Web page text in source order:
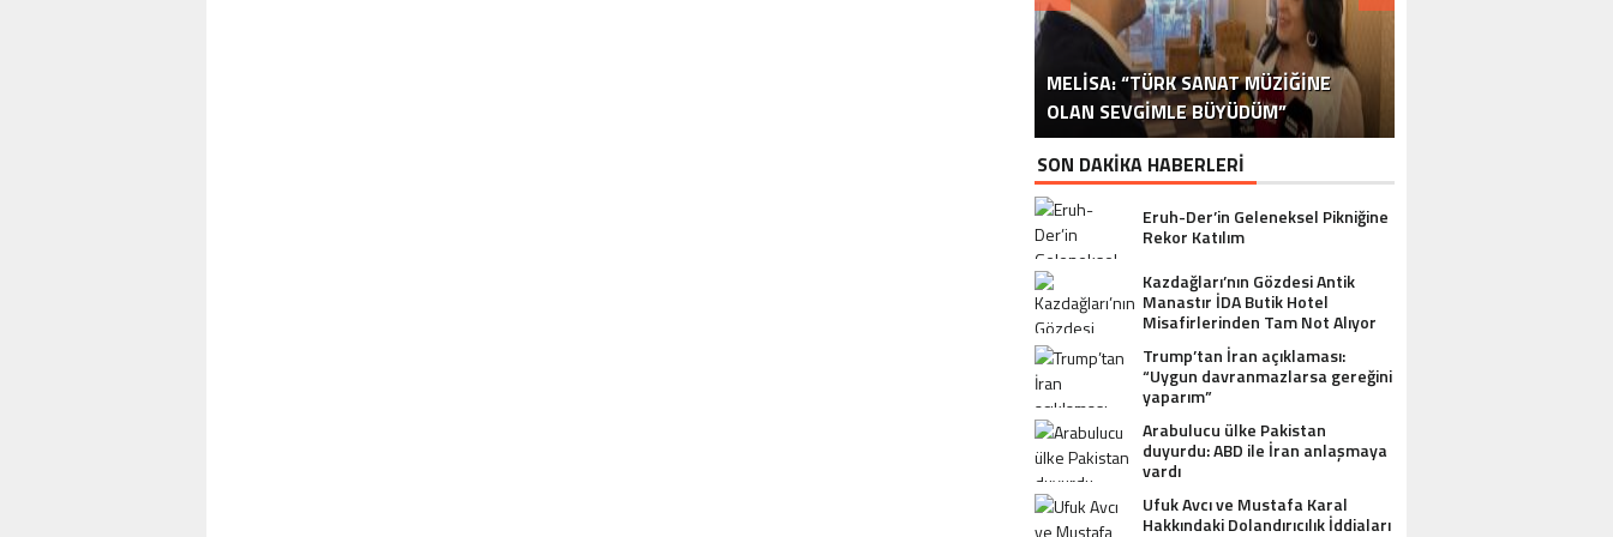
MELISA: “TÜRK SANAT MÜZIĞINE
OLAN SEVGIMLE BÜYÜDÜM”
İSPANYA SAĞLIK TURIZMINDE 2026
HEDEFLERINI BÜYÜTÜYOR
DR. ALI YÜKSELOĞLU, TÜRKIYE’NIN
2026 SAĞLIK TURIZMI VIZYONUNU
AÇIKLADI
“YAPIMCI MUSTAFA USLU HAKKINDA
SUÇ DUYURUSU”
USTA YÖNETMEN MURAT UYGUR’DAN
ULUSLARARASI AKSIYON FILMI
ÜNLÜ YAPIMCI MUSTAFA USLU VE EŞI
HAKKINDA UYUŞTURUCU ŞIKÂYETI
İSTANBUL’DAN BINGÖL’E 3 MILYON
TL’LIK GÖNÜL KÖPRÜSÜ
TURIZM SEKTÖRÜNÜN DENEYIMLI
İSMI: FATIH ERSÜ
MUSTAFA USLU HAKKINDAKI
SORUŞTURMADA SESSIZLIK TEPKI
ÇEKIYOR
OYUNCU SINAN ÇALIŞKANOĞLU
KARAKOLLUK OLDU
SON DAKİKA HABERLERİ
Eruh-Der’in Geleneksel Pikniğine
Rekor Katılım
Kazdağları’nın Gözdesi Antik
Manastır İDA Butik Hotel
Misafirlerinden Tam Not Alıyor
Trump’tan İran açıklaması:
“Uygun davranmazlarsa gereğini
yaparım”
Arabulucu ülke Pakistan
duyurdu: ABD ile İran anlaşmaya
vardı
Ufuk Avcı ve Mustafa Karal
Hakkındaki Dolandırıcılık İddiaları